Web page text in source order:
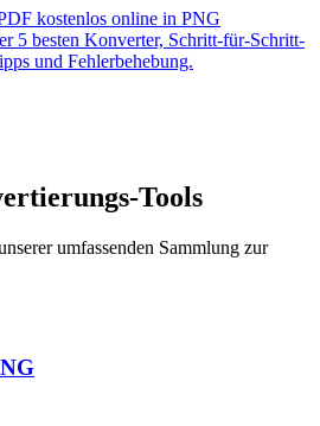
kostenlos online in PNG
5 besten Konverter, Schritt-für-Schritt-
und Fehlerbehebung.
Tools
umfassenden Sammlung zur